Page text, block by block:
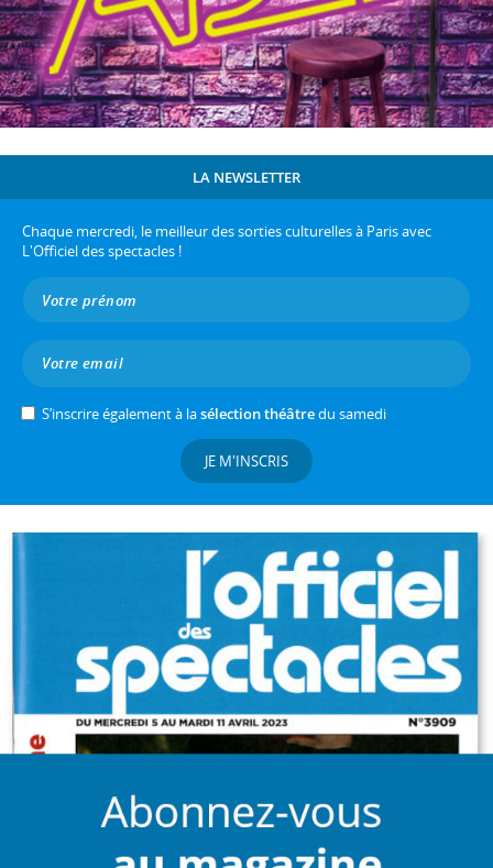
LA NEWSLETTER
Chaque mercredi, le meilleur des sorties culturelles à Paris avec
L'Officiel des spectacles !
S’inscrire également à lasélection théâtredu samedi
JE M'INSCRIS